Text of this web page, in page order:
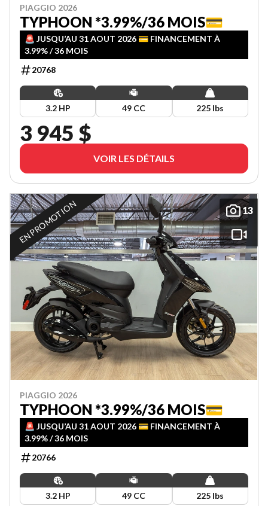
PIAGGIO 2026
TYPHOON *3.99%/36 MOIS💳
🚨 JUSQU’AU 31 AOUT 2026 💳 FINANCEMENT À
3.99% / 36 MOIS
20768
3.2 HP 49 CC 225 lbs
3 945 $
VOIR LES DÉTAILS
13
EN PROMOTION
PIAGGIO 2026
TYPHOON *3.99%/36 MOIS💳
🚨 JUSQU’AU 31 AOUT 2026 💳 FINANCEMENT À
3.99% / 36 MOIS
20766
3.2 HP 49 CC 225 lbs